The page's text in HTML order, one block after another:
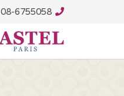
08-6755058